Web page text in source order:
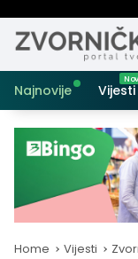
Najnovije Vijesti
Home Vijesti